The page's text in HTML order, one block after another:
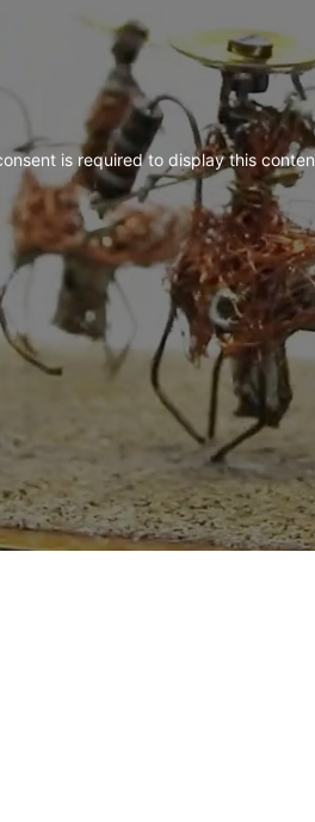
is required to display this